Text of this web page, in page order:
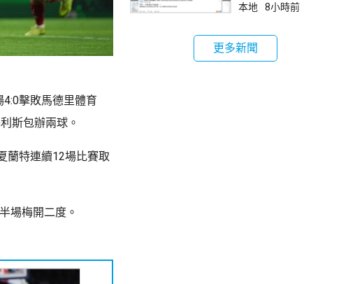
擊敗馬德里體育
斯包辦兩球。
蘭特連續12場比賽取
場梅開二度。
跟進
本地 8小時前
更多新聞